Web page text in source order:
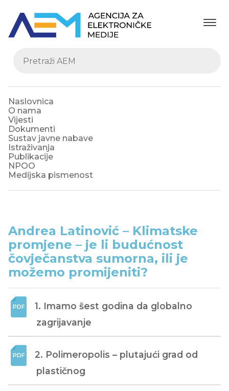
Naslovnica
O nama
Vijesti
Dokumenti
Sustav javne nabave
Istraživanja
Publikacije
NPOO
Medijska pismenost
Andrea Latinović – Klimatske
promjene – je li budućnost
čovječanstva sumorna, ili je
možemo promijeniti?
1. Imamo šest godina da globalno
zagrijavanje
2. Polimeropolis – plutajući grad od
plastičnog